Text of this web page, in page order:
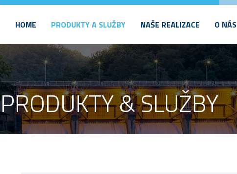
HOME PRODUKTY A SLUŽBY NAŠE REALIZACE O NÁS
PRODUKTY & SLUŽBY